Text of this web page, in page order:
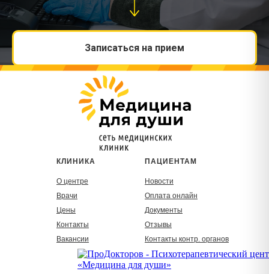
Записаться на прием
КЛИНИКА
О центре
Врачи
Цены
Контакты
Вакансии
ПАЦИЕНТАМ
Новости
Оплата онлайн
Документы
Отзывы
Контакты контр. органов